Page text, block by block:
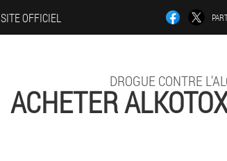
SITE OFFICIEL
DROGUE CONTRE
ACHETER